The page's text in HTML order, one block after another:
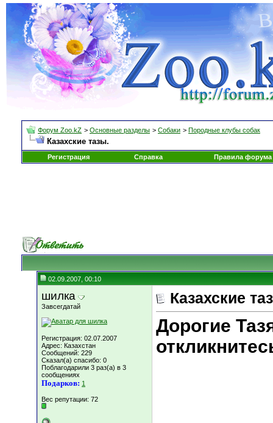
Форум Zoo.kZ > Основные разделы > Собаки > Породные клубы собак
Казахские тазы.
Регистрация Справка Правила форума
02.09.2007, 00:10
шилка
Завсегдатай
Регистрация: 02.07.2007
Адрес: Казахстан
Сообщений: 229
Сказал(а) спасибо: 0
Поблагодарили 3 раз(а) в 3
сообщениях
Подарков: 1
Вес репутации: 72
Казахские
Дорогие